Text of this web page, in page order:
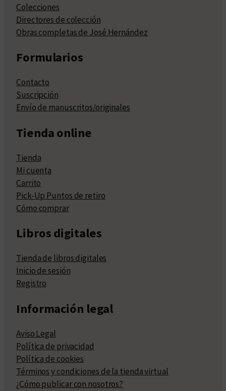
Colecciones
Directores de colección
Obras completas de José Hernández
Formularios
Contacto
Suscripción
Envío de manuscritos/originales
Tienda online
Tienda
Mi cuenta
Carrito
Pick-Up Puntos de retiro
Cómo comprar
Libros digitales
Tienda de libros digitales
Inicio de sesión
Registro
Información legal
Aviso Legal
Política de privacidad
Política de cookies
Términos y condiciones de la tienda virtual
¿Cómo publicar con nosotros?